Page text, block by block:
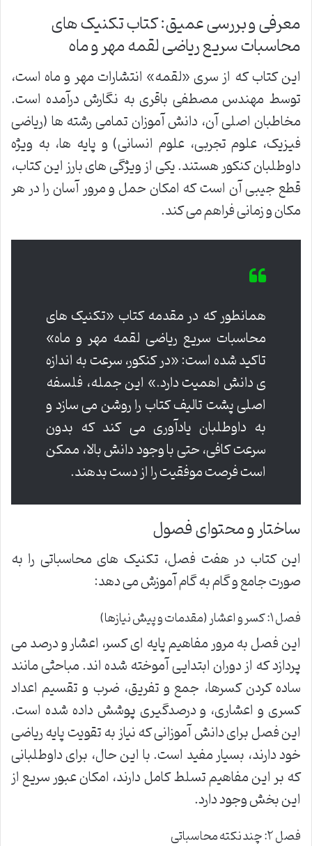
معرفی و بررسی عمیق: کتاب تکنیک های
محاسبات سریع ریاضی لقمه مهر و ماه
این کتاب که از سری «لقمه» انتشارات مهر و ماه است،
توسط مهندس مصطفی باقری به نگارش درآمده است.
مخاطبان اصلی آن، دانش آموزان تمامی رشته ها (ریاضی
فیزیک، علوم تجربی، علوم انسانی) و پایه ها، به ویژه
داوطلبان کنکور هستند. یکی از ویژگی های بارز این کتاب،
قطع جیبی آن است که امکان حمل و مرور آسان را در هر
مکان و زمانی فراهم می کند.
همانطور که در مقدمه کتاب «تکنیک های
محاسبات سریع ریاضی لقمه مهر و ماه»
تاکید شده است: «در کنکور، سرعت به اندازه
ی دانش اهمیت دارد.» این جمله، فلسفه
اصلی پشت تالیف کتاب را روشن می سازد و
به داوطلبان یادآوری می کند که بدون
سرعت کافی، حتی با وجود دانش بالا، ممکن
است فرصت موفقیت را از دست بدهند.
ساختار و محتوای فصول
این کتاب در هفت فصل، تکنیک های محاسباتی را به
صورت جامع و گام به گام آموزش می دهد:
فصل ۱: کسر و اعشار (مقدمات و پیش نیازها)
این فصل به مرور مفاهیم پایه ای کسر، اعشار و درصد می
پردازد که از دوران ابتدایی آموخته شده اند. مباحثی مانند
ساده کردن کسرها، جمع و تفریق، ضرب و تقسیم اعداد
کسری و اعشاری، و درصدگیری پوشش داده شده است.
این فصل برای دانش آموزانی که نیاز به تقویت پایه ریاضی
خود دارند، بسیار مفید است. با این حال، برای داوطلبانی
که بر این مفاهیم تسلط کامل دارند، امکان عبور سریع از
این بخش وجود دارد.
فصل ۲: چند نکته محاسباتی